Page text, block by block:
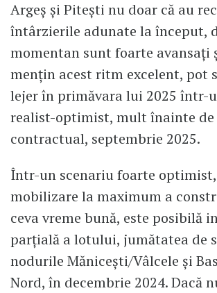
Argeș și Pitești nu doar că au
întârzierile adunate la început,
momentan sunt foarte avansați
mențin acest ritm excelent, pot
lejer în primăvara lui 2025 într-
realist-optimist, mult înainte
contractual, septembrie 2025.
Într-un scenariu foarte
mobilizare la maximum a
ceva vreme bună, este posibilă
parțială a lotului, jumătatea de
nodurile Mănicești/Vâlcele și
Nord, în decembrie 2024. Dacă